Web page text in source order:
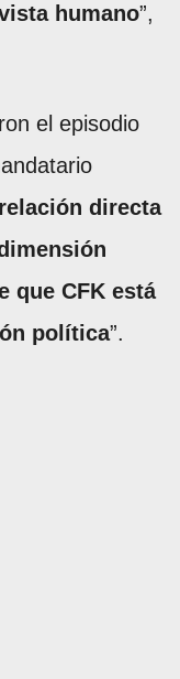
humano”,
el episodio
directa
que CFK está
política”.